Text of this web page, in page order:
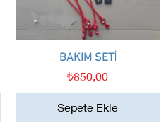
Hızlı Bakış
BAKIM SETİ
Fiyat
₺850,00
Sepete Ekle